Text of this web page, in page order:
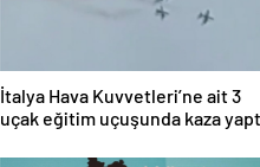
İtalya Hava Kuvvetleri’ne ait 3
uçak eğitim uçuşunda kaza